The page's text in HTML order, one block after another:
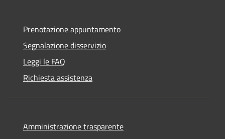
Prenotazione appuntamento
Segnalazione disservizio
Leggi le FAQ
Richiesta assistenza
Amministrazione trasparente